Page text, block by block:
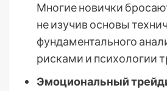
Многие новички
не изучив основы
фундаментального
рисками и психологии
Эмоциональный